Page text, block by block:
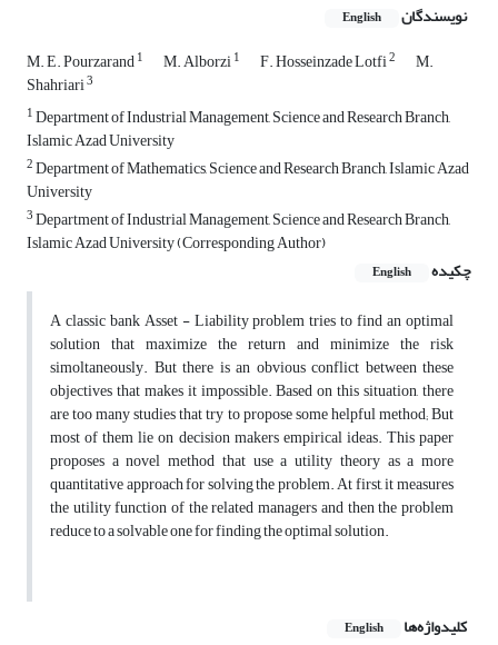
نویسندگان English
M. E. Pourzarand1 M. Alborzi1 F. Hosseinzade Lotfi2 M.
Shahriari3
1Department of Industrial Management, Science and Research Branch,
Islamic Azad University
2Department of Mathematics, Science and Research Branch, Islamic Azad
University
3Department of Industrial Management, Science and Research Branch,
Islamic Azad University (Corresponding Author)
چکیده
English
A classic bank Asset - Liability problem tries to find an optimal
solution that maximize the return and minimize the risk
simoltaneously. But there is an obvious conflict between these
objectives that makes it impossible. Based on this situation, there
are too many studies that try to propose some helpful method; But
most of them lie on decision makers empirical ideas. This paper
proposes a novel method that use a utility theory as a more
quantitative approach for solving the problem. At first, it measures
the utility function of the related managers and then the problem
reduce to a solvable one for finding the optimal solution.
کلیدواژه‌ها English